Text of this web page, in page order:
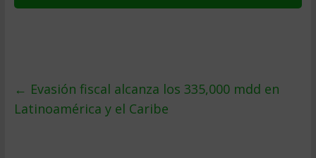
← Evasión fiscal alcanza los 335,000 mdd en
Latinoamérica y el Caribe